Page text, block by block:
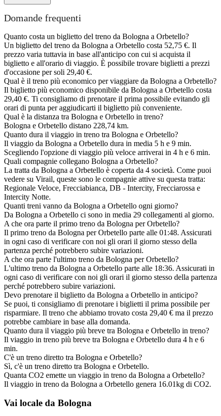
Domande frequenti
Quanto costa un biglietto del treno da Bologna a Orbetello?
Un biglietto del treno da Bologna a Orbetello costa 52,75 €. Il
prezzo varia tuttavia in base all'anticipo con cui si acquista il
biglietto e all'orario di viaggio. È possibile trovare biglietti a prezzi
d'occasione per soli 29,40 €.
Qual è il treno più economico per viaggiare da Bologna a Orbetello?
Il biglietto più economico disponibile da Bologna a Orbetello costa
29,40 €. Ti consigliamo di prenotare il prima possibile evitando gli
orari di punta per aggiudicarti il biglietto più conveniente.
Qual è la distanza tra Bologna e Orbetello in treno?
Bologna e Orbetello distano 228,74 km.
Quanto dura il viaggio in treno tra Bologna e Orbetello?
Il viaggio da Bologna a Orbetello dura in media 5 h e 9 min.
Scegliendo l'opzione di viaggio più veloce arriverai in 4 h e 6 min.
Quali compagnie collegano Bologna a Orbetello?
La tratta da Bologna a Orbetello è coperta da 4 società. Come puoi
vedere su Virail, queste sono le compagnie attive su questa tratta:
Regionale Veloce, Frecciabianca, DB - Intercity, Frecciarossa e
Intercity Notte.
Quanti treni vanno da Bologna a Orbetello ogni giorno?
Da Bologna a Orbetello ci sono in media 29 collegamenti al giorno.
A che ora parte il primo treno da Bologna per Orbetello?
Il primo treno da Bologna per Orbetello parte alle 01:48. Assicurati
in ogni caso di verificare con noi gli orari il giorno stesso della
partenza perché potrebbero subire variazioni.
A che ora parte l'ultimo treno da Bologna per Orbetello?
L'ultimo treno da Bologna a Orbetello parte alle 18:36. Assicurati in
ogni caso di verificare con noi gli orari il giorno stesso della partenza
perché potrebbero subire variazioni.
Devo prenotare il biglietto da Bologna a Orbetello in anticipo?
Se puoi, ti consigliamo di prenotare i biglietti il prima possibile per
risparmiare. Il treno che abbiamo trovato costa 29,40 € ma il prezzo
potrebbe cambiare in base alla domanda.
Quanto dura il viaggio più breve tra Bologna e Orbetello in treno?
Il viaggio in treno più breve tra Bologna e Orbetello dura 4 h e 6
min.
C'è un treno diretto tra Bologna e Orbetello?
Sì, c'è un treno diretto tra Bologna e Orbetello.
Quanta CO2 emette un viaggio in treno da Bologna a Orbetello?
Il viaggio in treno da Bologna a Orbetello genera 16.01kg di CO2.
Vai locale da Bologna